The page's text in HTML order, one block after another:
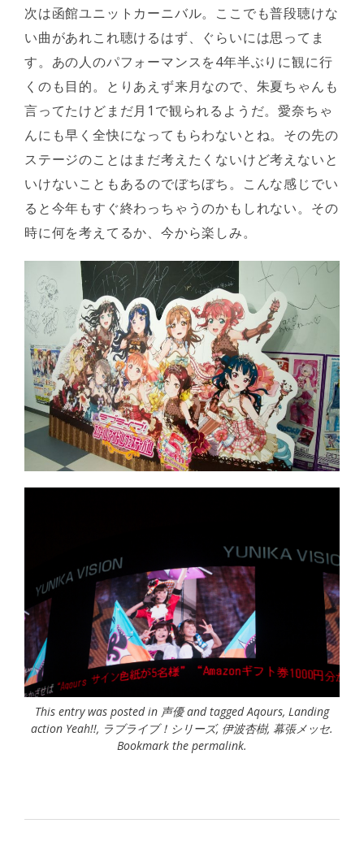
次は函館ユニットカーニバル。ここでも普段聴けな
い曲があれこれ聴けるはず、ぐらいには思ってま
す。あの人のパフォーマンスを4年半ぶりに観に行
くのも目的。とりあえず来月なので、朱夏ちゃんも
言ってたけどまだ月1で観られるようだ。愛奈ちゃ
んにも早く全快になってもらわないとね。その先の
ステージのことはまだ考えたくないけど考えないと
いけないこともあるのでぼちぼち。こんな感じでい
ると今年もすぐ終わっちゃうのかもしれない。その
時に何を考えてるか、今から楽しみ。
This entry was posted in 声優and taggedAqours, Landing
action Yeah!!, ラブライブ！シリーズ, 伊波杏樹, 幕張メッセ.
Bookmark the permalink.